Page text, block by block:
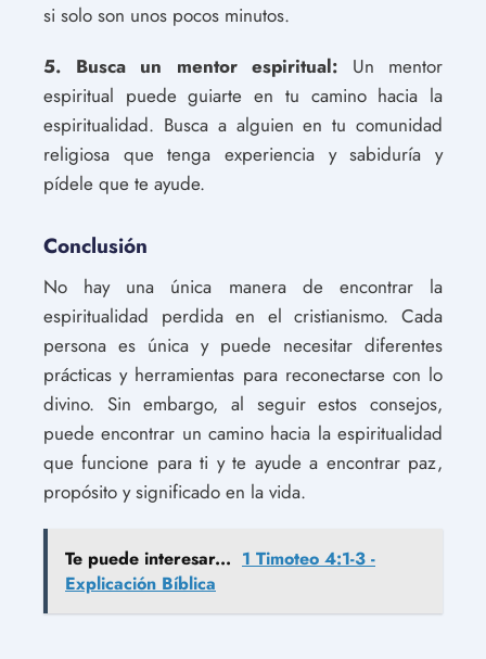
si solo son unos pocos minutos.
5. Busca un mentor espiritual: Un mentor
espiritual puede guiarte en tu camino hacia la
espiritualidad. Busca a alguien en tu comunidad
religiosa que tenga experiencia y sabiduría y
pídele que te ayude.
Conclusión
No hay una única manera de encontrar la
espiritualidad perdida en el cristianismo. Cada
persona es única y puede necesitar diferentes
prácticas y herramientas para reconectarse con lo
divino. Sin embargo, al seguir estos consejos,
puede encontrar un camino hacia la espiritualidad
que funcione para ti y te ayude a encontrar paz,
propósito y significado en la vida.
Te puede interesar... 1 Timoteo 4:1-3 -
Explicación Bíblica